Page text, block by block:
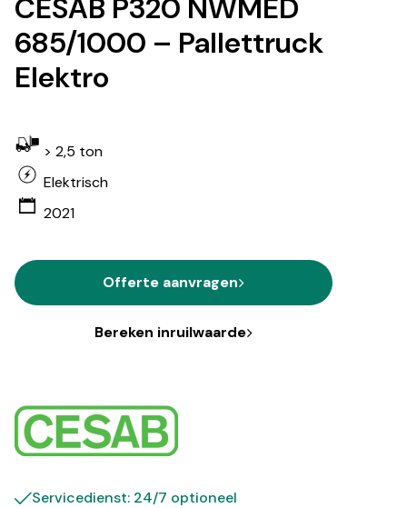
CESAB P320 NWMED
685/1000 – Pallettruck
Elektro
> 2,5 ton
Elektrisch
2021
Offerte aanvragen
Bereken inruilwaarde
Servicedienst: 24/7 optioneel